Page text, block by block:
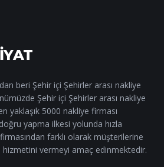
beri Şehir içi Şehirler arası nakliye
Şehir içi Şehirler arası nakliye
yaklaşık 5000 nakliye firması
yapma ilkesi yolunda hızla
farklı olarak müşterilerine
vermeyi amaç edinmektedir.